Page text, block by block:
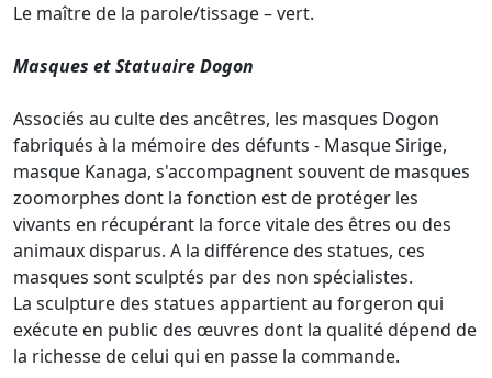
Le maître de la parole/tissage – vert.
Masques et Statuaire Dogon
Associés au culte des ancêtres, les masques Dogon
fabriqués à la mémoire des défunts - Masque Sirige,
masque Kanaga, s'accompagnent souvent de masques
zoomorphes dont la fonction est de protéger les
vivants en récupérant la force vitale des êtres ou des
animaux disparus. A la différence des statues, ces
masques sont sculptés par des non spécialistes.
La sculpture des statues appartient au forgeron qui
exécute en public des œuvres dont la qualité dépend de
la richesse de celui qui en passe la commande.